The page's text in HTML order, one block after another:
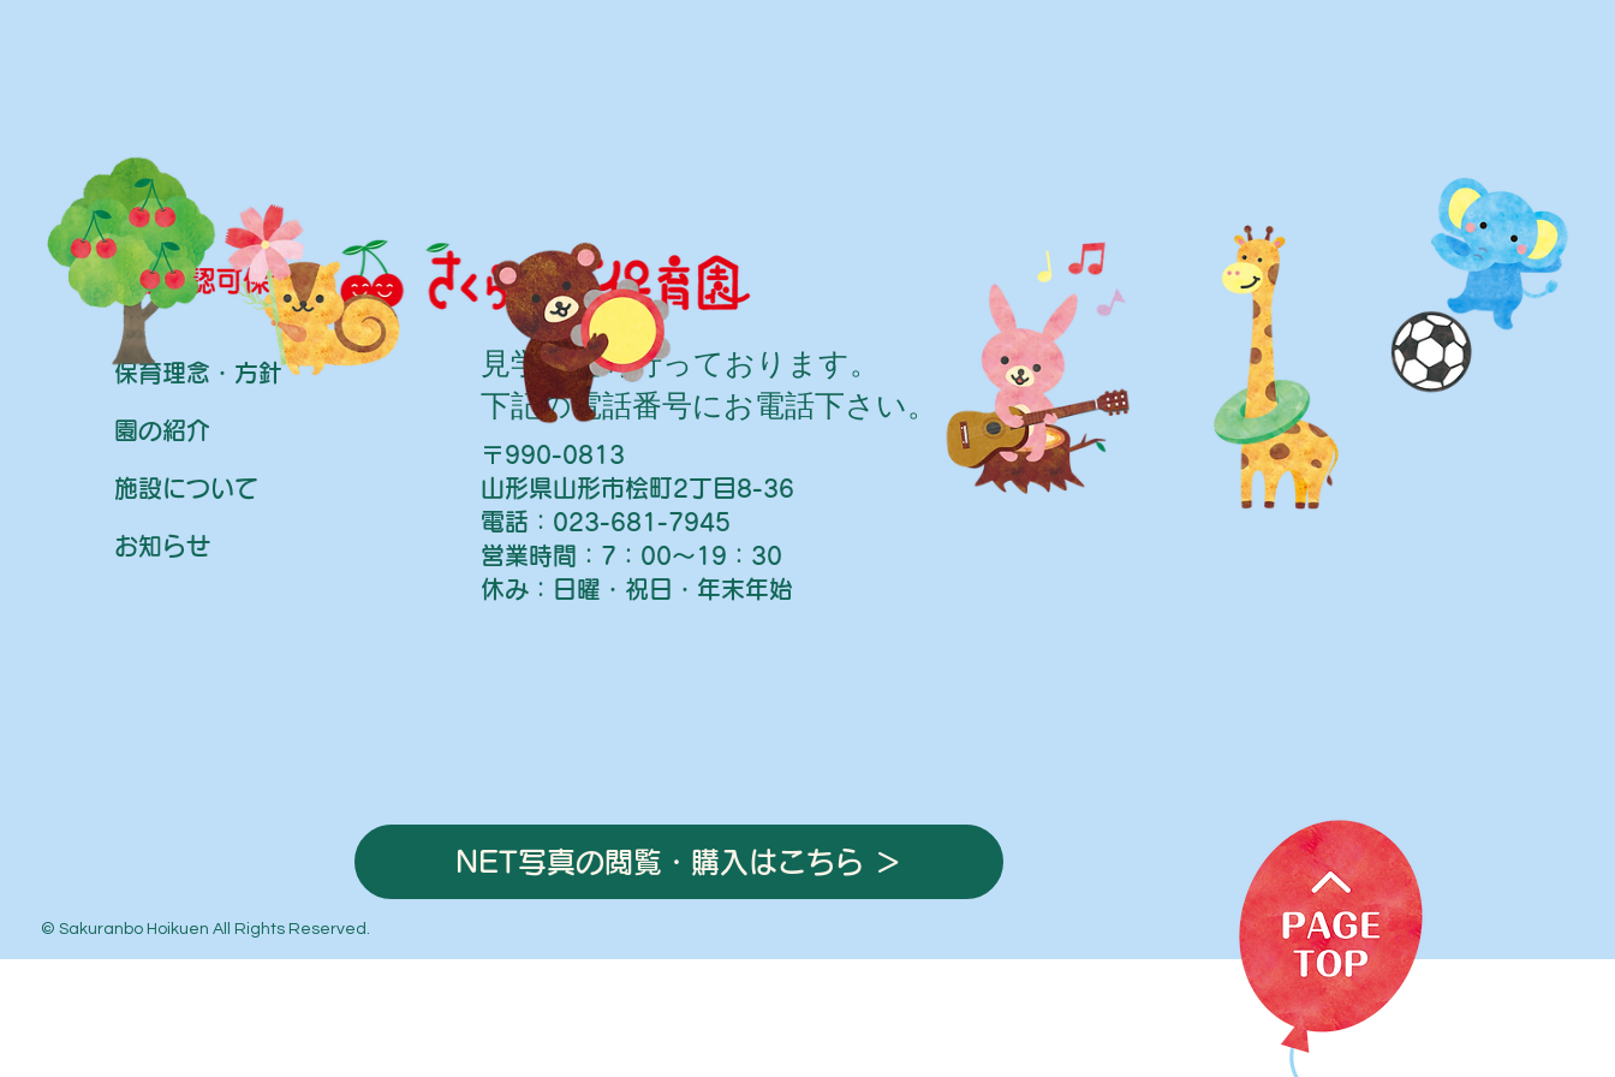
© Sakuranbo Hoikuen All Rights Reserved.
NET写真の閲覧・購入はこちら ＞
​見学は随時行っております。
下記の電話番号にお電話下さい。
〒990-0813
山形県山形市桧町2丁目8-36
電話：023-681-7945
営業時間：7：00～19：30
休み：日曜・祝日・年末年始
保育理念・方針
園の紹介
施設について
お知らせ